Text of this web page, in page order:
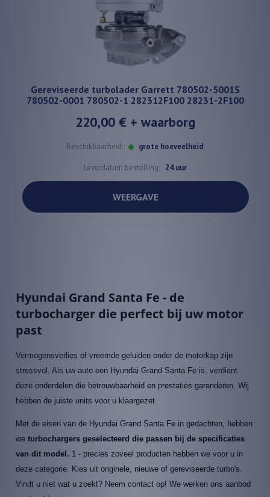
Gereviseerde turbolader Garrett 780502-5001S
780502-0001 780502-1 282312F100 28231-2F100
220,00 €+ waarborg
Beschikbaarheid: grote hoeveelheid
Leverdatum bestelling: 24 uur
WEERGAVE
Hyundai Grand Santa Fe - de
turbocharger die perfect bij uw motor
past
Vermogensverlies of vreemde geluiden onder de motorkap zijn
stressvol. Als uw auto een Hyundai Grand Santa Fe is, verdient
deze onderdelen die betrouwbaarheid en prestaties garanderen. Wij
hebben de juiste units voor u klaargezet.
Met de eisen van de Hyundai Grand Santa Fe in gedachten, hebben
we turbochargers geselecteerd die passen bij de specificaties
van dit model. 1 - precies zoveel producten hebben we voor u in
deze categorie. Kies uit originele, nieuwe of gereviseerde turbo's.
Vindt u niet wat u zoekt? Neem contact op! We werken ons aanbod